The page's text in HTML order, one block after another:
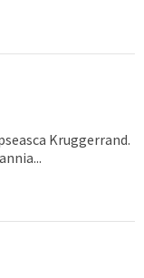
Kruggerrand.